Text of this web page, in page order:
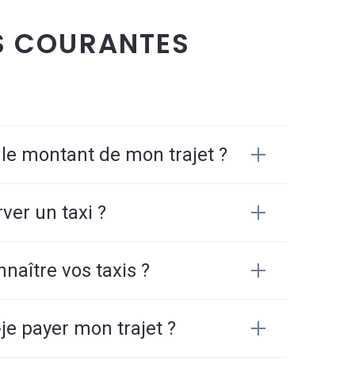
COURANTES
montant de mon trajet ?
un taxi ?
vos taxis ?
payer mon trajet ?